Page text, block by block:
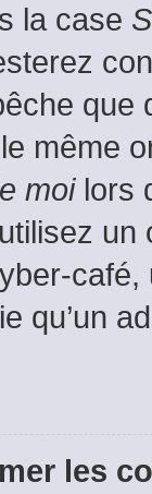
la case
que
même
moilors
qu’un
les